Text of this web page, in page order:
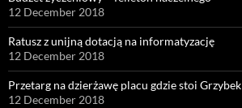
12 December 2018
Ratusz z unijną dotacją na informatyzację
12 December 2018
Przetarg na dzierżawę placu gdzie stoi Grzybek
12 December 2018